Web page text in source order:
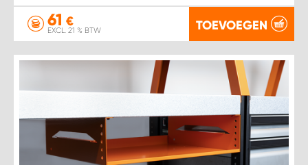
61 €
EXCL. 21 % BTW TOEVOEGEN
WORK SYSTEM ZIERIKZEE